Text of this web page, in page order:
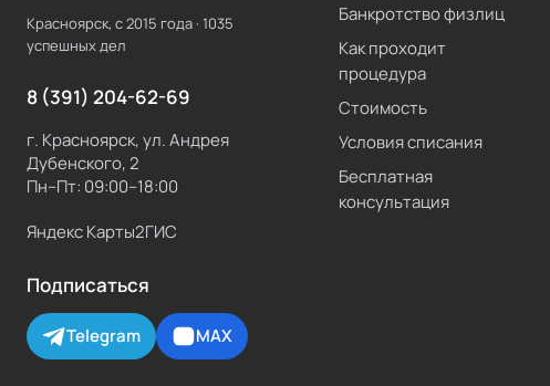
Красноярск, с 2015 года · 1035
успешных дел
8 (391) 204-62-69
г. Красноярск, ул. Андрея
Дубенского, 2
Пн–Пт: 09:00–18:00
Яндекс Карты2ГИС
Подписаться
Telegram MAX
Банкротство физлиц
Как проходит
процедура
Стоимость
Условия списания
Бесплатная
консультация